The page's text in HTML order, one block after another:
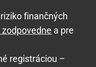
finančných
a pre
registráciou –